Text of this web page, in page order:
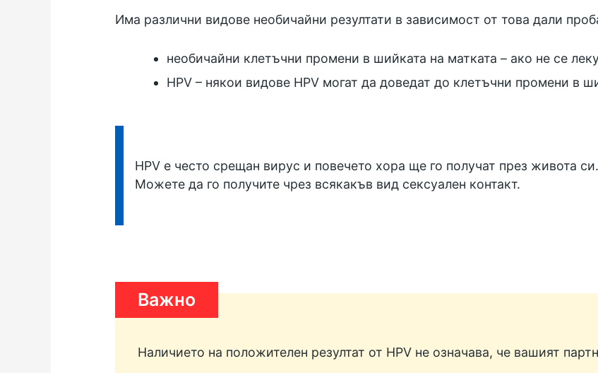
Има различни видове необичайни резултати в зависимост от това дали
необичайни клетъчни промени в шийката на матката – ако не се
HPV – някои видове HPV могат да доведат до клетъчни промени в
HPV е често срещан вирус и повечето хора ще го получат през живота си.
Можете да го получите чрез всякакъв вид сексуален контакт.
Важно
Наличието на положителен резултат от HPV не означава, че вашият